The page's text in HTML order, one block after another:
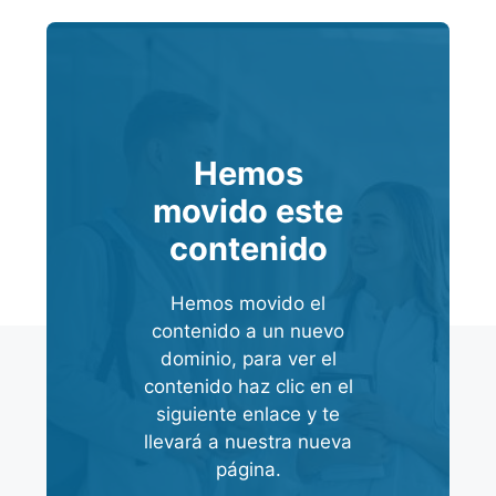
Hemos
movido este
contenido
Hemos movido el
contenido a un nuevo
dominio, para ver el
contenido haz clic en el
siguiente enlace y te
llevará a nuestra nueva
página.